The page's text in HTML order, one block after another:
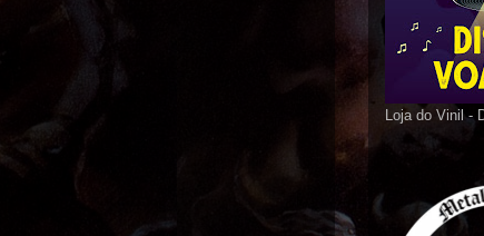
Loja do Vinil -